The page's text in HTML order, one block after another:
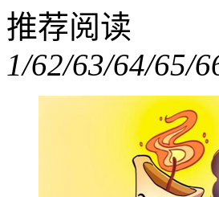
推荐阅读
1/62/63/64/65/6